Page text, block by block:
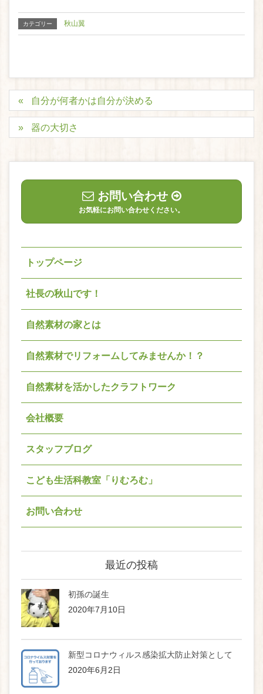
カテゴリー 秋山翼
自分が何者かは自分が決める
器の大切さ
お問い合わせ
お気軽にお問い合わせください。
トップページ
社長の秋山です！
自然素材の家とは
自然素材でリフォームしてみませんか！？
自然素材を活かしたクラフトワーク
会社概要
スタッフブログ
こども生活科教室「りむろむ」
お問い合わせ
最近の投稿
初孫の誕生
2020年7月10日
新型コロナウィルス感染拡大防止対策として
2020年6月2日